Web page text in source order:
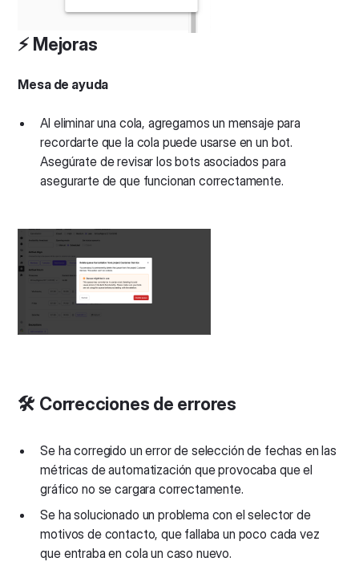
⚡️ Mejoras
Mesa de ayuda
Al eliminar una cola, agregamos un mensaje para
recordarte que la cola puede usarse en un bot.
Asegúrate de revisar los bots asociados para
asegurarte de que funcionan correctamente.
🛠️ Correcciones de errores
Se ha corregido un error de selección de fechas en las
métricas de automatización que provocaba que el
gráfico no se cargara correctamente.
Se ha solucionado un problema con el selector de
motivos de contacto, que fallaba un poco cada vez
que entraba en cola un caso nuevo.